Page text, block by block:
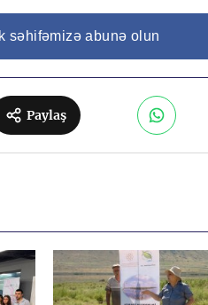
səhifəmizə abunə olun
Paylaş